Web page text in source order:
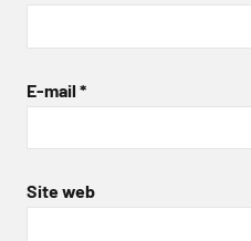
E-mail *
Site web